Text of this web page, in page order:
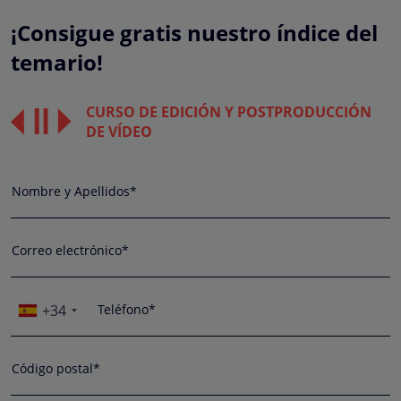
¡Consigue gratis nuestro índice del
temario!
CURSO DE EDICIÓN Y POSTPRODUCCIÓN
DE VÍDEO
Nombre y Apellidos*
Correo electrónico*
+34 Teléfono*
Código postal*